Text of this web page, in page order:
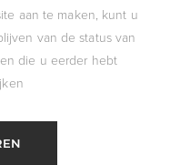
aan te maken, kunt u
van de status van
die u eerder hebt